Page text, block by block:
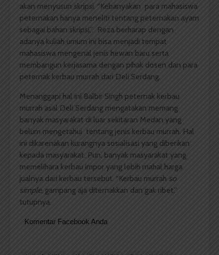
akan menyusun skripsi. “Kebanyakan para mahasiswa
peternakan hanya meneliti tentang peternakan ayam
sebagai bahan skripsi,”. Reza berharap dengan
adanya kuliah umum ini bisa menjadi tempat
mahasiswa mengenal jenis hewan baru serta
membangun kerjasama dengan pihak dosen dan para
peternak kerbau murrah dari Deli Serdang.
Menanggapi hal ini Balbir Singh peternak kerbau
murrah asal Deli Serdang mengatakan memang
banyak masyarakat di luar sekitaran Medan yang
belum mengetahui tentang jenis kerbau murrah. Hal
ini dikarenakan kurangnya sosialisasi yang diberikan
kepada masyarakat. Pun, banyak masyarakat yang
memelihara kerbau impor yang lebih mahal harga
jualnya dari kerbau tersebut. “Kerbau murrah so
simple, gampang aja diternakkan dan gak ribet,”
tutupnya.
Komentar Facebook Anda